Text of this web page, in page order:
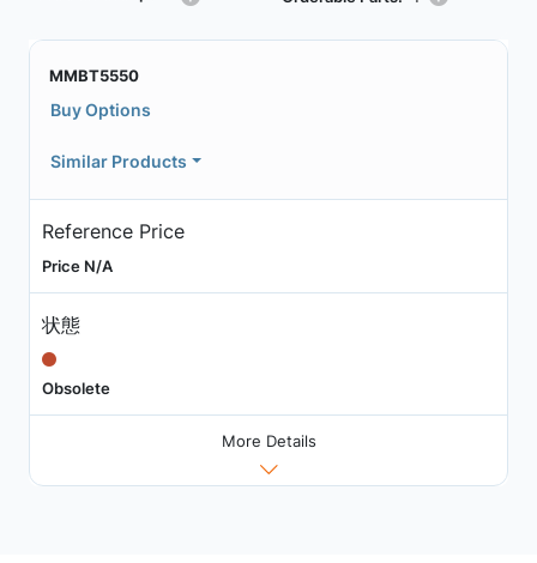
MMBT5550
Buy Options
Similar Products
Reference Price
Price N/A
状態
Obsolete
More Details